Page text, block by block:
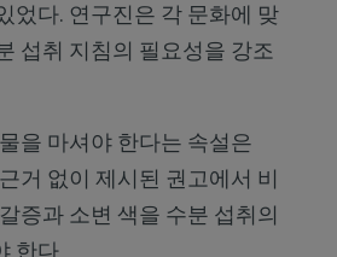
었다. 연구진은 각 문화에 맞
섭취 지침의 필요성을 강조
을 마셔야 한다는 속설은
거 없이 제시된 권고에서 비
증과 소변 색을 수분 섭취의
한다